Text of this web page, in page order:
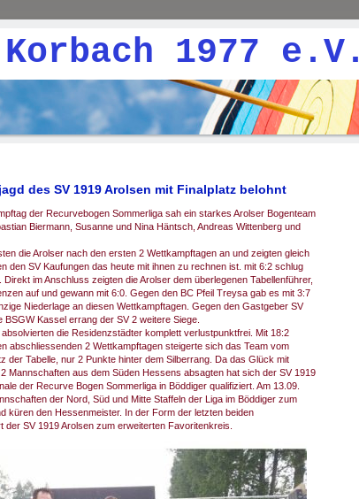
1977 e.V.
des SV 1919 Arolsen mit Finalplatz belohnt
der Recurvebogen Sommerliga sah ein starkes Arolser Bogenteam
Biermann, Susanne und Nina Häntsch, Andreas Wittenberg und
die Arolser nach den ersten 2 Wettkampftagen an und zeigten gleich
den SV Kaufungen das heute mit ihnen zu rechnen ist. mit 6:2 schlug
Direkt im Anschluss zeigten die Arolser dem überlegenen Tabellenführer,
auf und gewann mit 6:0. Gegen den BC Pfeil Treysa gab es mit 3:7
Niederlage an diesen Wettkampftagen. Gegen den Gastgeber SV
BSGW Kassel errang der SV 2 weitere Siege.
die Residenzstädter komplett verlustpunktfrei. Mit 18:2
abschliessenden 2 Wettkampftagen steigerte sich das Team vom
der Tabelle, nur 2 Punkte hinter dem Silberrang. Da das Glück mit
Mannschaften aus dem Süden Hessens absagten hat sich der SV 1919
der Recurve Bogen Sommerliga in Böddiger qualifiziert. Am 13.09.
der Nord, Süd und Mitte Staffeln der Liga im Böddiger zum
küren den Hessenmeister. In der Form der letzten beiden
der SV 1919 Arolsen zum erweiterten Favoritenkreis.